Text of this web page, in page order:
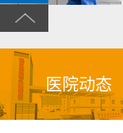
医院动态